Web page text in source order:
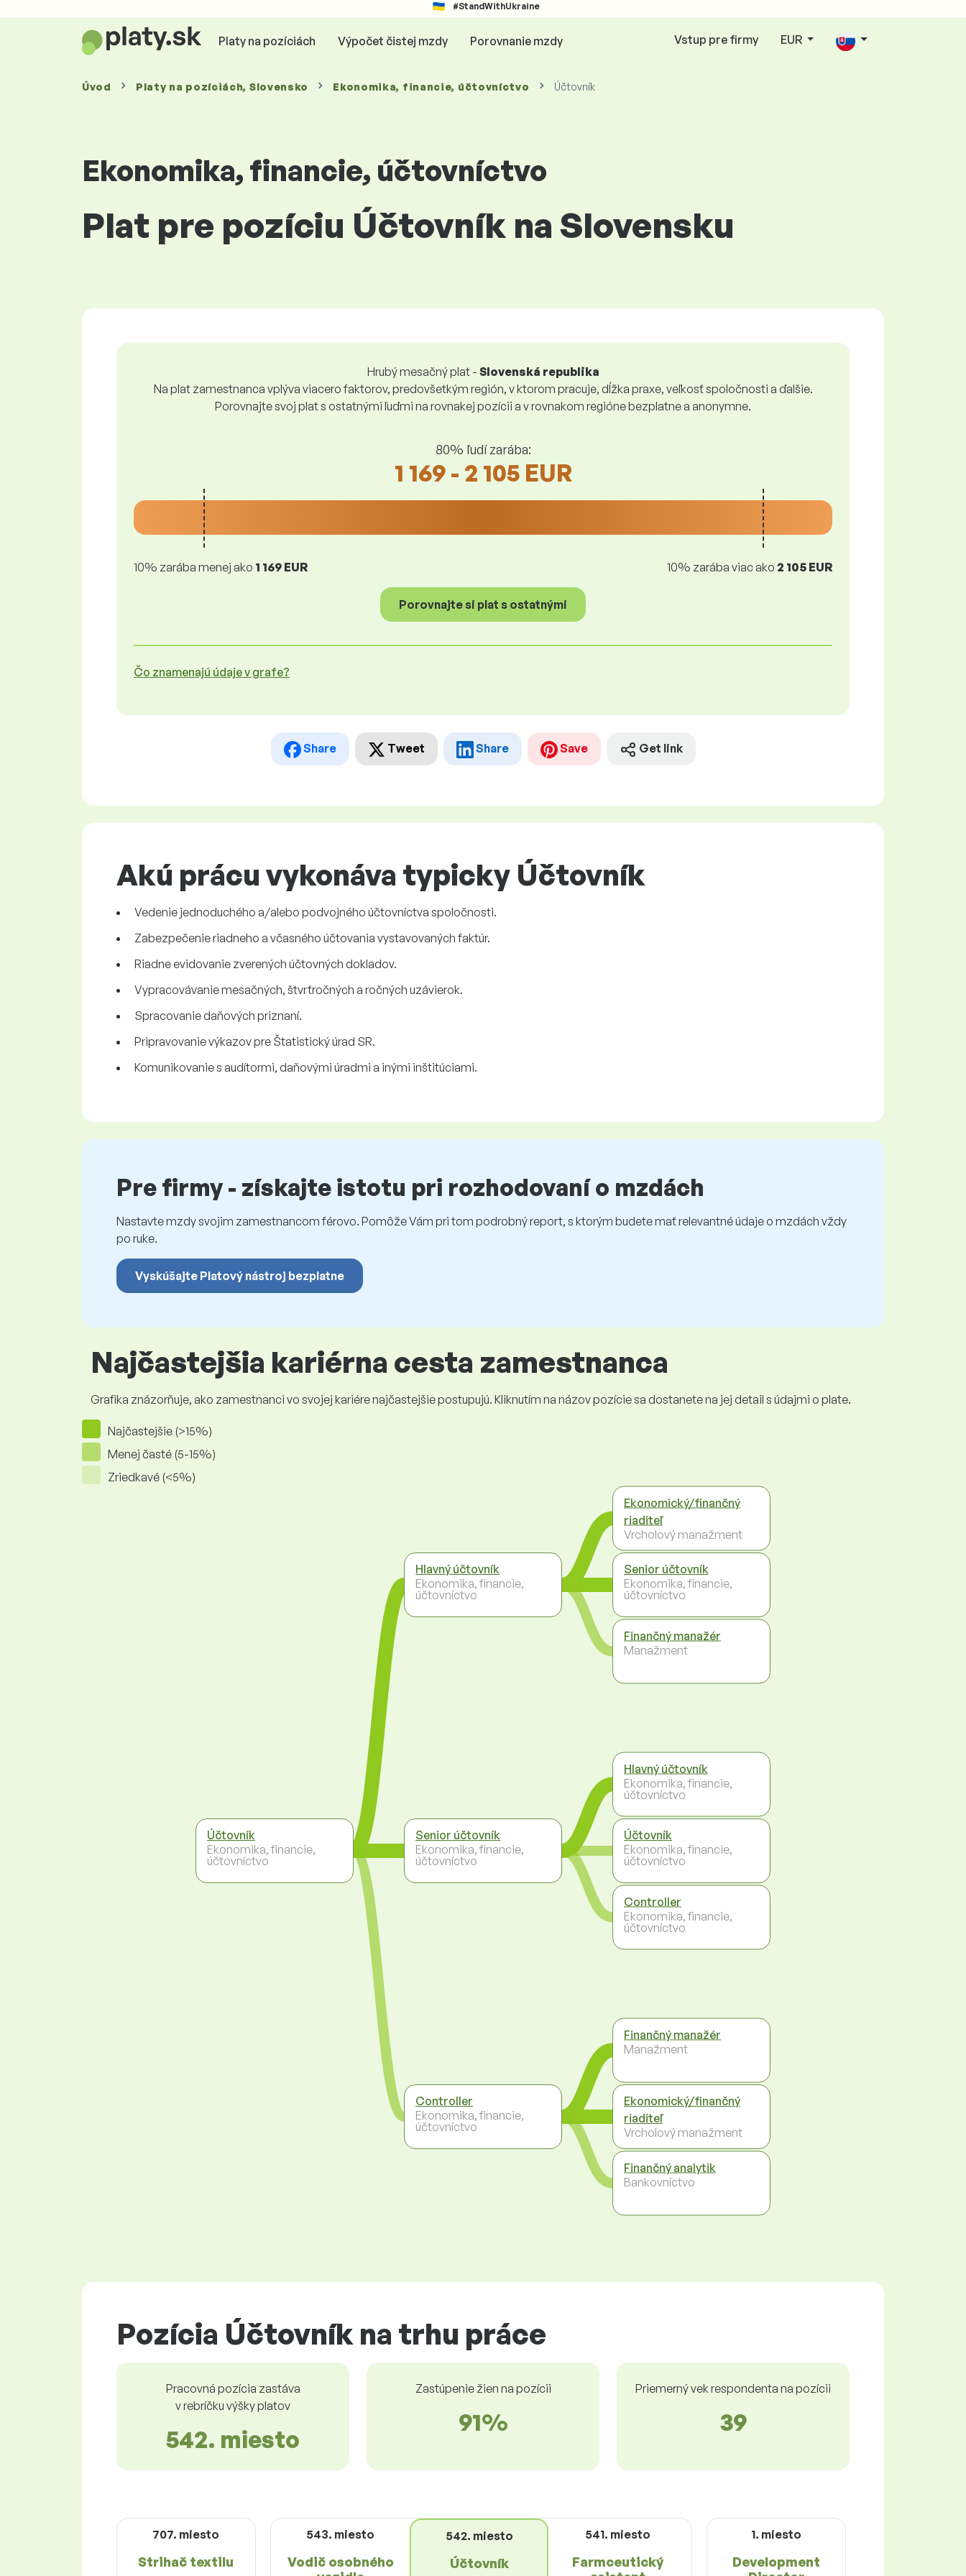
#StandWithUkraine
Platy na pozíciách Výpočet čistej mzdy Porovnanie mzdy Vstup pre firmy EUR
Úvod Platy na pozíciách, Slovensko Ekonomika, financie, účtovníctvo Účtovník
Ekonomika, financie, účtovníctvo
Plat pre pozíciu Účtovník na Slovensku
Hrubý mesačný plat - Slovenská republika
Na plat zamestnanca vplýva viacero faktorov, predovšetkým región, v ktorom pracuje, dĺžka praxe, veľkosť spoločnosti a ďalšie.
Porovnajte svoj plat s ostatnými ľuďmi na rovnakej pozícii a v rovnakom regióne bezplatne a anonymne.
80% ľudí zarába:
1 169 - 2 105 EUR
10% zarába menej ako 1 169 EUR 10% zarába viac ako 2 105 EUR
Porovnajte si plat s ostatnými
Čo znamenajú údaje v grafe?
Share Tweet Share Save Get link
Akú prácu vykonáva typicky Účtovník
Vedenie jednoduchého a/alebo podvojného účtovníctva spoločnosti.
Zabezpečenie riadneho a včasného účtovania vystavovaných faktúr.
Riadne evidovanie zverených účtovných dokladov.
Vypracovávanie mesačných, štvrťročných a ročných uzávierok.
Spracovanie daňových priznaní.
Pripravovanie výkazov pre Štatistický úrad SR.
Komunikovanie s audítormi, daňovými úradmi a inými inštitúciami.
Pre firmy - získajte istotu pri rozhodovaní o mzdách
Nastavte mzdy svojim zamestnancom férovo. Pomôže Vám pri tom podrobný report, s ktorým budete mať relevantné údaje o mzdách vždy
po ruke.
Vyskúšajte Platový nástroj bezplatne
Najčastejšia kariérna cesta zamestnanca
Grafika znázorňuje, ako zamestnanci vo svojej kariére najčastejšie postupujú. Kliknutím na názov pozície sa dostanete na jej detail s údajmi o plate.
Najčastejšie (>15%)
Menej časté (5-15%)
Zriedkavé (<5%)
Účtovník
Ekonomika, financie,
účtovníctvo
Hlavný účtovník
Ekonomika, financie,
účtovníctvo
Senior účtovník
Ekonomika, financie,
účtovníctvo
Controller
Ekonomika, financie,
účtovníctvo
Ekonomický/finančný
riaditeľ
Vrcholový manažment
Senior účtovník
Ekonomika, financie,
účtovníctvo
Finančný manažér
Manažment
Hlavný účtovník
Ekonomika, financie,
účtovníctvo
Účtovník
Ekonomika, financie,
účtovníctvo
Controller
Ekonomika, financie,
účtovníctvo
Finančný manažér
Manažment
Ekonomický/finančný
riaditeľ
Vrcholový manažment
Finančný analytik
Bankovníctvo
Pozícia Účtovník na trhu práce
Pracovná pozícia zastáva
v rebríčku výšky platov
542. miesto
Zastúpenie žien na pozícii
91%
Priemerný vek respondenta na pozícii
39
707. miesto
Strihač textilu
543. miesto
Vodič osobného
542. miesto
Účtovník
541. miesto
Farmceutický
1. miesto
Development